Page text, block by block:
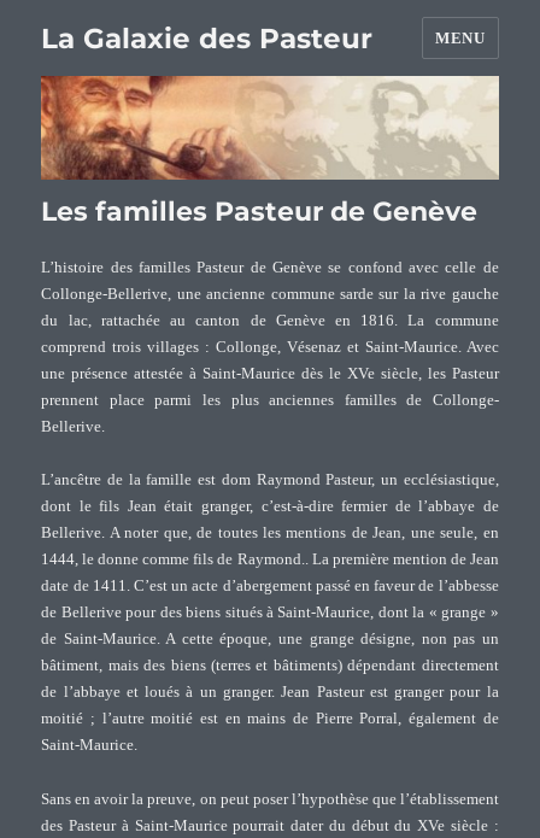
La Galaxie des Pasteur MENU
Les familles Pasteur de Genève
L’histoire des familles Pasteur de Genève se confond avec celle de
Collonge-Bellerive, une ancienne commune sarde sur la rive gauche
du lac, rattachée au canton de Genève en 1816. La commune
comprend trois villages : Collonge, Vésenaz et Saint-Maurice. Avec
une présence attestée à Saint-Maurice dès le XVe siècle, les Pasteur
prennent place parmi les plus anciennes familles de Collonge-
Bellerive.
L’ancêtre de la famille est dom Raymond Pasteur, un ecclésiastique,
dont le fils Jean était granger, c’est-à-dire fermier de l’abbaye de
Bellerive. A noter que, de toutes les mentions de Jean, une seule, en
1444, le donne comme fils de Raymond.. La première mention de Jean
date de 1411. C’est un acte d’abergement passé en faveur de l’abbesse
de Bellerive pour des biens situés à Saint-Maurice, dont la « grange »
de Saint-Maurice. A cette époque, une grange désigne, non pas un
bâtiment, mais des biens (terres et bâtiments) dépendant directement
de l’abbaye et loués à un granger. Jean Pasteur est granger pour la
moitié ; l’autre moitié est en mains de Pierre Porral, également de
Saint-Maurice.
Sans en avoir la preuve, on peut poser l’hypothèse que l’établissement
des Pasteur à Saint-Maurice pourrait dater du début du XVe siècle :